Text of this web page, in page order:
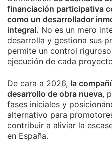
financiación participativa
como un desarrollador
integral. No es un mero
desarrolla y gestiona sus
permite un control
ejecución de cada proyecto
De cara a 2026, la
desarrollo de obra nueva,
fases iniciales y
alternativo para
contribuir a aliviar la
en España.